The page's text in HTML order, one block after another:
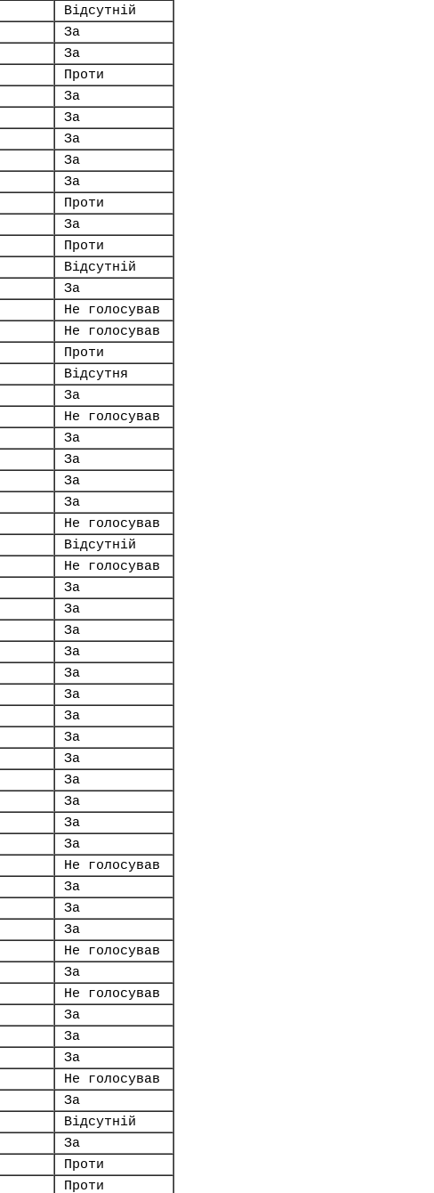
Відсутній
За
За
Проти
За
За
За
За
За
Проти
За
Проти
Відсутній
За
Не голосував
Не голосував
Проти
Відсутня
За
Не голосував
За
За
За
За
Не голосував
Відсутній
Не голосував
За
За
За
За
За
За
За
За
За
За
За
За
За
Не голосував
За
За
За
Не голосував
За
Не голосував
За
За
За
Не голосував
За
Відсутній
За
Проти
Проти